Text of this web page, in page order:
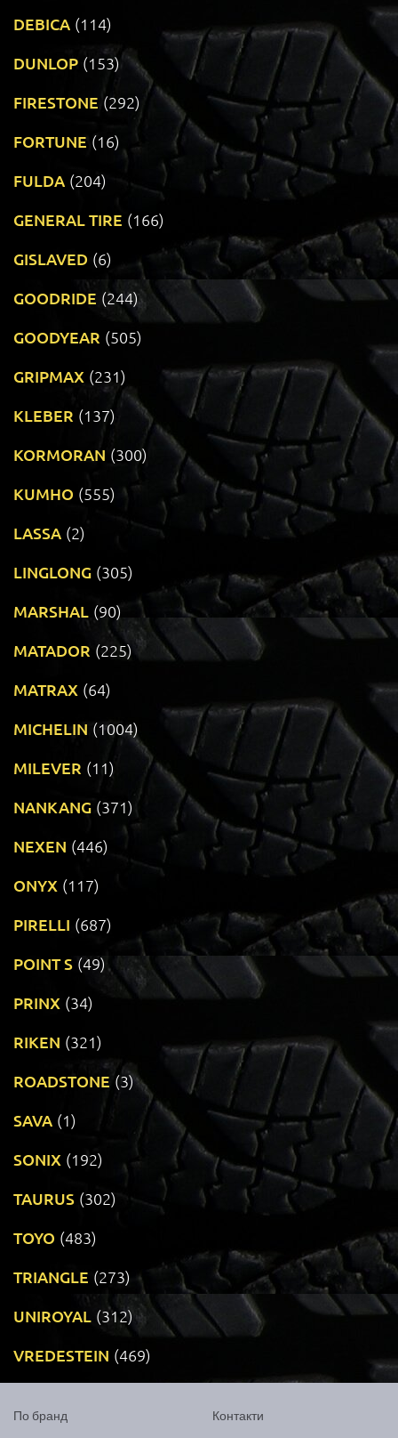
DEBICA (114)
DUNLOP (153)
FIRESTONE (292)
FORTUNE (16)
FULDA (204)
GENERAL TIRE (166)
GISLAVED (6)
GOODRIDE (244)
GOODYEAR (505)
GRIPMAX (231)
KLEBER (137)
KORMORAN (300)
KUMHO (555)
LASSA (2)
LINGLONG (305)
MARSHAL (90)
MATADOR (225)
MATRAX (64)
MICHELIN (1004)
MILEVER (11)
NANKANG (371)
NEXEN (446)
ONYX (117)
PIRELLI (687)
POINT S (49)
PRINX (34)
RIKEN (321)
ROADSTONE (3)
SAVA (1)
SONIX (192)
TAURUS (302)
TOYO (483)
TRIANGLE (273)
UNIROYAL (312)
VREDESTEIN (469)
По бранд
Контакти